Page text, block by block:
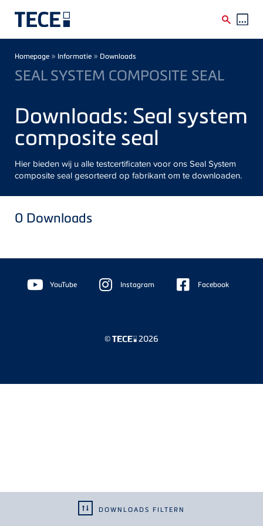
Breadcrumb
Homepage » Informatie » Downloads
SEAL SYSTEM COMPOSITE SEAL
Downloads: Seal system
composite seal
Hier bieden wij u alle testcertificaten voor ons Seal System
composite seal gesorteerd op fabrikant om te downloaden.
DOWNLOADS FILTERN
0 Downloads
Floating
Sidebar YouTube Instagram Facebook
© 2026